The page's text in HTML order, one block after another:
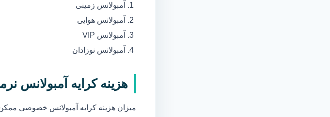
آمبولانس زمینی
آمبولانس هوایی
آمبولانس VIP
آمبولانس نوزادان
هزینه کرایه
میزان هزینه کرایه آمبولانس خصوصی